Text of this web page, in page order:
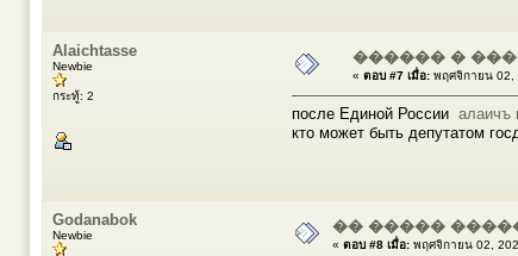
Alaichtasse
Newbie
กระทู้: 2
������ �
« ตอบ #7 เมื่อ: พฤศจิกายน 02,
после Единой России алаичъ
кто может быть депутатом
Godanabok
Newbie
�� �����
« ตอบ #8 เมื่อ: พฤศจิกายน 02,